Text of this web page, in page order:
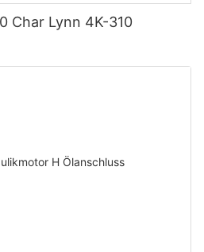
Char Lynn 4K-310